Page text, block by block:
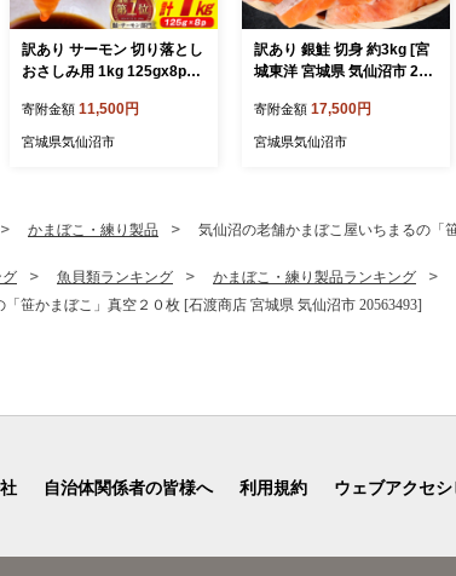
訳あり サーモン 切り落とし
おさしみ用 1kg 125gx8p
0564313] 魚 魚介類 鮭 お刺
し身 刺し身 刺身 生 生食 個
寄附金額 11,500円
宮城県気仙沼市
訳あり 銀鮭 切身 約3kg [宮
城東洋 宮城県 気仙沼市 205
リ 規格外 不揃い さけ サケ
鮭切身 シャケ 切り身 冷凍
寄附金額 17,500円
宮城県気仙沼市
かまぼこ・練り製品 気仙沼の老舗かまぼこ屋いちまるの「
グ 魚貝類ランキング
かまぼこ・練り製品ランキング
笹かまぼこ」真空２０枚 [石渡商店 宮城県 気仙沼市 20563493]
自治体関係者の皆様へ 利用規約 ウェブアクセ